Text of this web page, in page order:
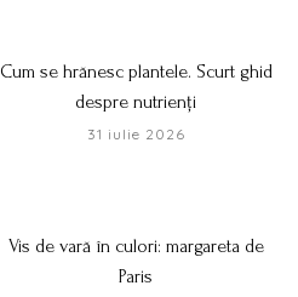
Cum se hrănesc plantele. Scurt ghid
despre nutrienți
31 iulie 2026
Vis de vară în culori: margareta de
Paris